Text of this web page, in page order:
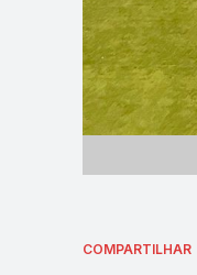
COMPARTILHAR